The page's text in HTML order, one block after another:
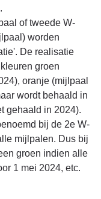
of tweede W-
worden
De realisatie
groen
oranje (mijlpaal
wordt behaald in
gehaald in 2024).
bij de 2e W-
mijlpalen. Dus bij
groen indien alle
1 mei 2024, etc.